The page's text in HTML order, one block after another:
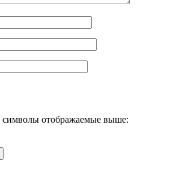
символы отображаемые выше: